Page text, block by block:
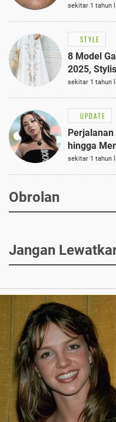
sekitar 1 tahun
STYLE
8 Model
2025,
Semi-
sekitar 1 tahun
UPDATE
hingga
sekitar 1 tahun
Obrolan
Jangan